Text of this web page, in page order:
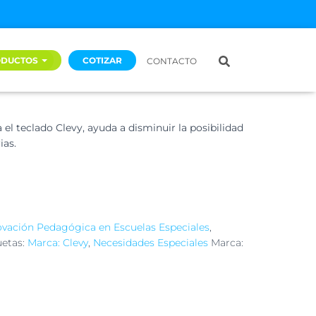
COTIZAR CONTACTO
teclado Clevy.
teclado Clevy, ayuda a disminuir la posibilidad
Pedagógica en Escuelas Especiales,
Marca: Clevy, Necesidades Especiales Marca: